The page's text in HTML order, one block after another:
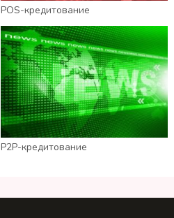
POS-кредитование
P2P-кредитование